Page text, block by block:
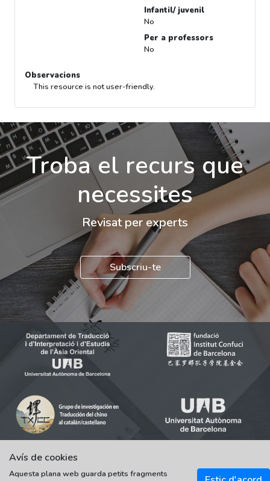
Infantil/ juvenil
No
Per a professors
No
Observacions
This resource is not user-friendly.
Troba el recurs que
necessites
Revisat per experts
Subscriu-te
© 2021-2022 Universitat Autònoma de Barcelona
Avís de cookies
Aquesta plana web guarda petits fragments